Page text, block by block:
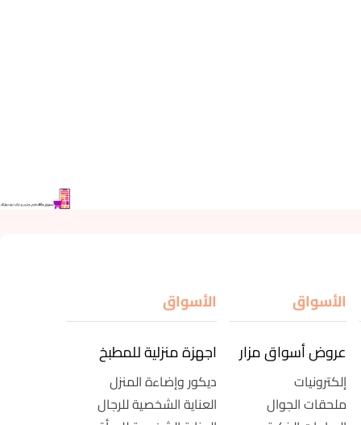
الأسواق
عروض أسواق مزار
إلكترونيات
ملحقات الجوال
الأسواق
اجهزة منزلية للمطبخ
ديكور وإضاءة المنزل
العناية الشخصية للرجال